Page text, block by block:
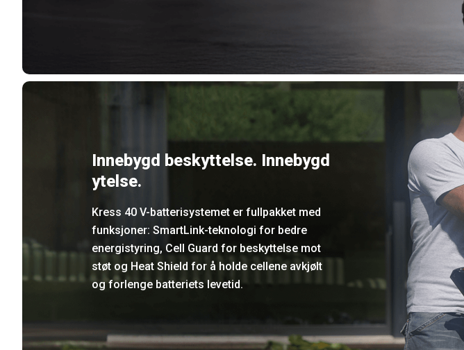
Innebygd beskyttelse. Innebygd
ytelse.
Kress 40 V-batterisystemet er fullpakket med
funksjoner: SmartLink-teknologi for bedre
energistyring, Cell Guard for beskyttelse mot
støt og Heat Shield for å holde cellene avkjølt
og forlenge batteriets levetid.